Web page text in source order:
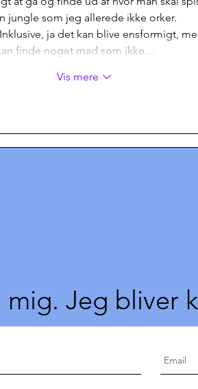
jungle som jeg allerede ikke orker.
ja det kan blive ensformigt,
finde noget mad som ikke…
Vis mere
mig. Jeg bliver